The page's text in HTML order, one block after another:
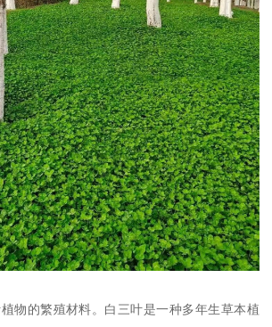
物的繁殖材料。白三叶是一种多年生草本植